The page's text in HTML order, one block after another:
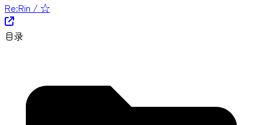
Re:Rin / ☆
目录